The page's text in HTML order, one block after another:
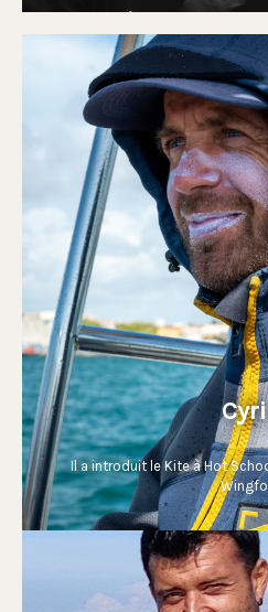
Il a introduit le Kite à Hot